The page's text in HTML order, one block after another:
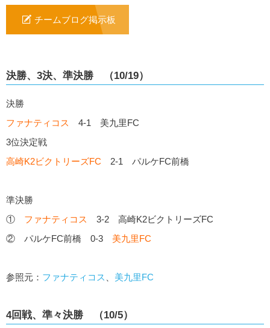
チームブログ掲示板
決勝、3決、準決勝 （10/19）
決勝
ファナティコス
4-1 美九里FC
3位決定戦
高崎K2ビクトリーズFC 2-1 パルケFC前橋
準決勝
① ファナティコス
3-2 高崎K2ビクトリーズFC
② パルケFC前橋 0-3 美九里FC
参照元： ファナティコス 美九里FC
4回戦、準々決勝 （10/5）